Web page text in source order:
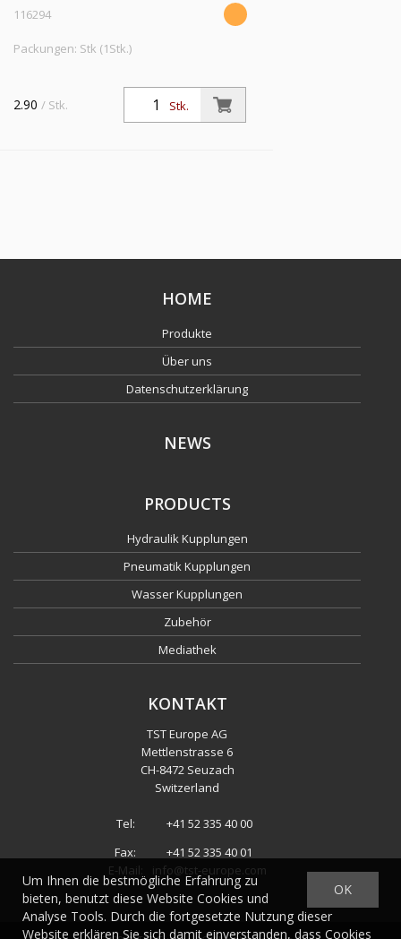
116294
Packungen: Stk (1Stk.)
Stk.
2.90 / Stk.
HOME
Produkte
Über uns
Datenschutzerklärung
NEWS
PRODUCTS
Hydraulik Kupplungen
Pneumatik Kupplungen
Wasser Kupplungen
Zubehör
Mediathek
KONTAKT
TST Europe AG
Mettlenstrasse 6
CH-8472 Seuzach
Switzerland
Tel:
+41 52 335 40 00
Fax:
+41 52 335 40 01
E-Mail:
info@tst-europe.com
OK
Um Ihnen die bestmögliche Erfahrung zu
bieten, benutzt diese Website Cookies und
Analyse Tools. Durch die fortgesetzte Nutzung dieser
Website erklären Sie sich damit einverstanden, dass Cookies